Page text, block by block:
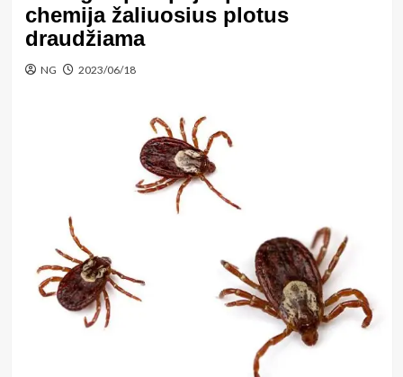
chemija žaliuosius plotus
draudžiama
NG 2023/06/18